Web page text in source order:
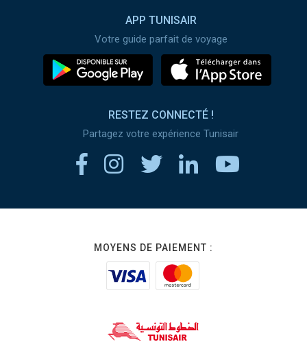
APP TUNISAIR
Votre guide parfait de voyage
RESTEZ CONNECTÉ !
Partagez votre expérience Tunisair
MOYENS DE PAIEMENT :